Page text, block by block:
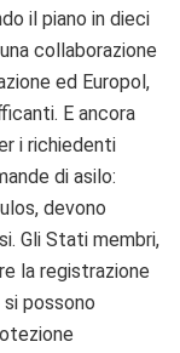
il piano in dieci
collaborazione
ed Europol,
E ancora
i richiedenti
di asilo:
devono
Gli Stati membri,
la registrazione
possono